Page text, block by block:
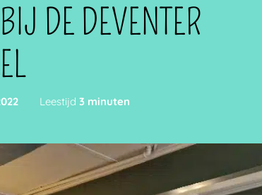
DE DEVENTER
Leestijd 3 minuten